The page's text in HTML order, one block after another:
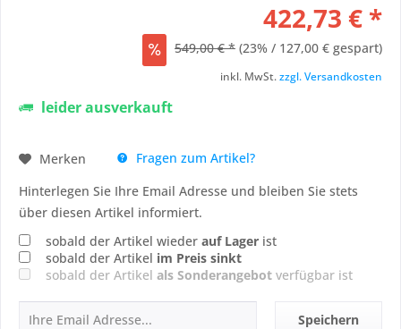
422,73 € *
549,00 € * (23% / 127,00 € gespart)
inkl. MwSt.zzgl. Versandkosten
leider ausverkauft
Merken
Fragen zum Artikel?
Hinterlegen Sie Ihre Email Adresse und bleiben Sie stets
über diesen Artikel informiert.
sobald der Artikel wieder auf Lager ist
sobald der Artikel im Preis sinkt
sobald der Artikel als Sonderangebot verfügbar ist
Speichern